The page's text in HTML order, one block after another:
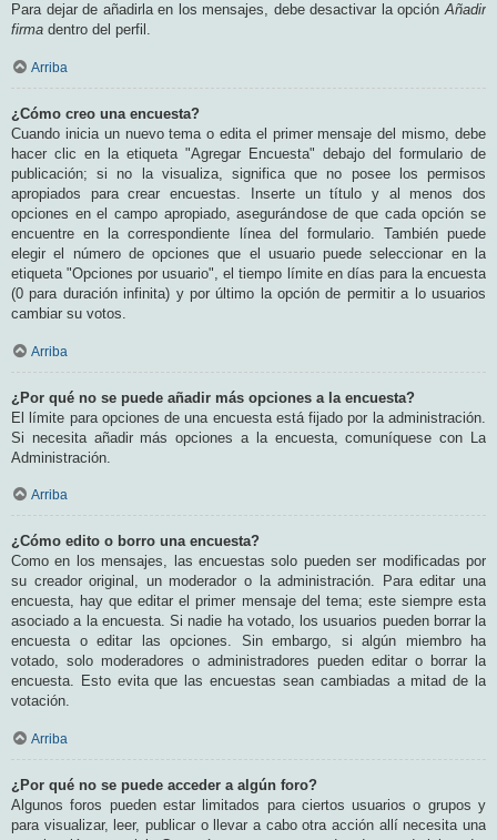
Para dejar de añadirla en los mensajes, debe desactivar la opciónAñadir
firma dentro del perfil.
Arriba
¿Cómo creo una encuesta?
Cuando inicia un nuevo tema o edita el primer mensaje del mismo, debe
hacer clic en la etiqueta "Agregar Encuesta" debajo del formulario de
publicación; si no la visualiza, significa que no posee los permisos
apropiados para crear encuestas. Inserte un título y al menos dos
opciones en el campo apropiado, asegurándose de que cada opción se
encuentre en la correspondiente línea del formulario. También puede
elegir el número de opciones que el usuario puede seleccionar en la
etiqueta "Opciones por usuario", el tiempo límite en días para la encuesta
(0 para duración infinita) y por último la opción de permitir a lo usuarios
cambiar su votos.
Arriba
¿Por qué no se puede añadir más opciones a la encuesta?
El límite para opciones de una encuesta está fijado por la administración.
Si necesita añadir más opciones a la encuesta, comuníquese con La
Administración.
Arriba
¿Cómo edito o borro una encuesta?
Como en los mensajes, las encuestas solo pueden ser modificadas por
su creador original, un moderador o la administración. Para editar una
encuesta, hay que editar el primer mensaje del tema; este siempre esta
asociado a la encuesta. Si nadie ha votado, los usuarios pueden borrar la
encuesta o editar las opciones. Sin embargo, si algún miembro ha
votado, solo moderadores o administradores pueden editar o borrar la
encuesta. Esto evita que las encuestas sean cambiadas a mitad de la
votación.
Arriba
¿Por qué no se puede acceder a algún foro?
Algunos foros pueden estar limitados para ciertos usuarios o grupos y
para visualizar, leer, publicar o llevar a cabo otra acción allí necesita una